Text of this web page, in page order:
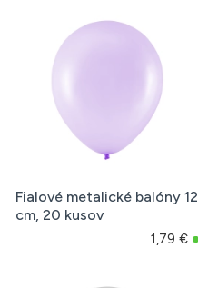
Fialové metalické balóny 12
cm, 20 kusov
1,79 €